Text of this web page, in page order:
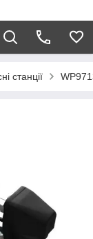
станції